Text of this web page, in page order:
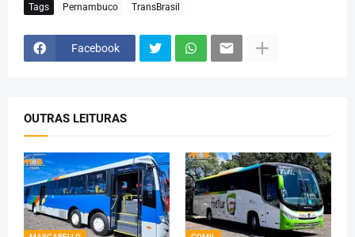
Tags Pernambuco TransBrasil
Facebook
OUTRAS LEITURAS